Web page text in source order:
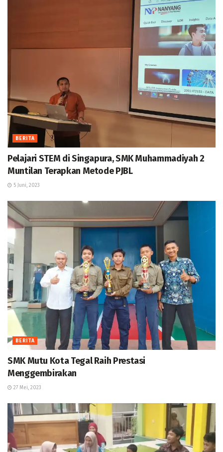
BERITA
Pelajari STEM di Singapura, SMK Muhammadiyah 2
Muntilan Terapkan Metode PJBL
5 Juni, 2023
BERITA
SMK Mutu Kota Tegal Raih Prestasi
Menggembirakan
27 Mei, 2023